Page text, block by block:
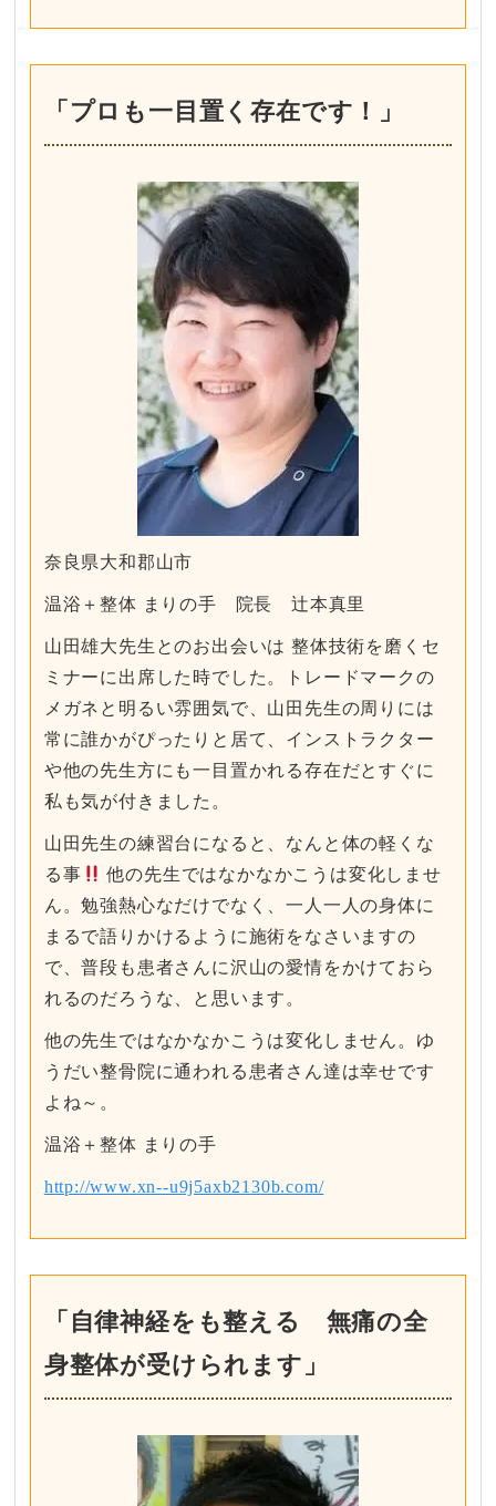
「プロも一目置く存在です！」
奈良県大和郡山市
温浴＋整体 まりの手 院長 辻本真里
山田雄大先生とのお出会いは 整体技術を磨くセ
ミナーに出席した時でした。トレードマークの
メガネと明るい雰囲気で、山田先生の周りには
常に誰かがぴったりと居て、インストラクター
や他の先生方にも一目置かれる存在だとすぐに
私も気が付きました。
山田先生の練習台になると、なんと体の軽くな
る事
他の先生ではなかなかこうは変化しませ
ん。勉強熱心なだけでなく、一人一人の身体に
まるで語りかけるように施術をなさいますの
で、普段も患者さんに沢山の愛情をかけておら
れるのだろうな、と思います。
他の先生ではなかなかこうは変化しません。ゆ
うだい整骨院に通われる患者さん達は幸せです
よね～。
温浴＋整体 まりの手
http://www.xn--u9j5axb2130b.com/
「自律神経をも整える 無痛の全
身整体が受けられます」